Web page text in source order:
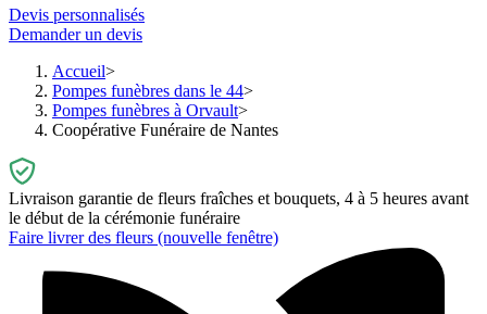
Devis personnalisés
Demander un devis
Accueil
Pompes funèbres dans le 44
Pompes funèbres à Orvault
Coopérative Funéraire de Nantes
Livraison garantie de fleurs fraîches et bouquets, 4 à 5 heures avant
le début de la cérémonie funéraire
Faire livrer des fleurs (nouvelle fenêtre)